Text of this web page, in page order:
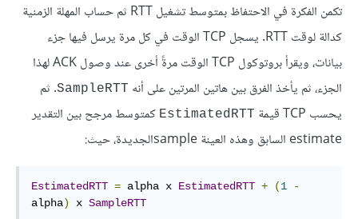
تكمن الفكرة في الاحتفاظ بمتوسط تشغيل RTT ثم حساب المهلة الزمنية
كدالة لوقت RTT. يسجل TCP الوقت في كل مرة يرسل فيها جزء
بيانات، ويقرأ بروتوكول TCP الوقت مرةً أخرى عند وصول ACK لهذا
الجزء، ثم يأخذ الفرق بين هاتين المرتين على أنه SampleRTT. ثم
يحسب TCP قيمة
EstimatedRTT كمتوسط مرجح بين التقدير
estimate السابق وهذه العينة sampleالجديدة، حيث:
EstimatedRTT = alpha x EstimatedRTT + (1
-
alpha) x SampleRTT